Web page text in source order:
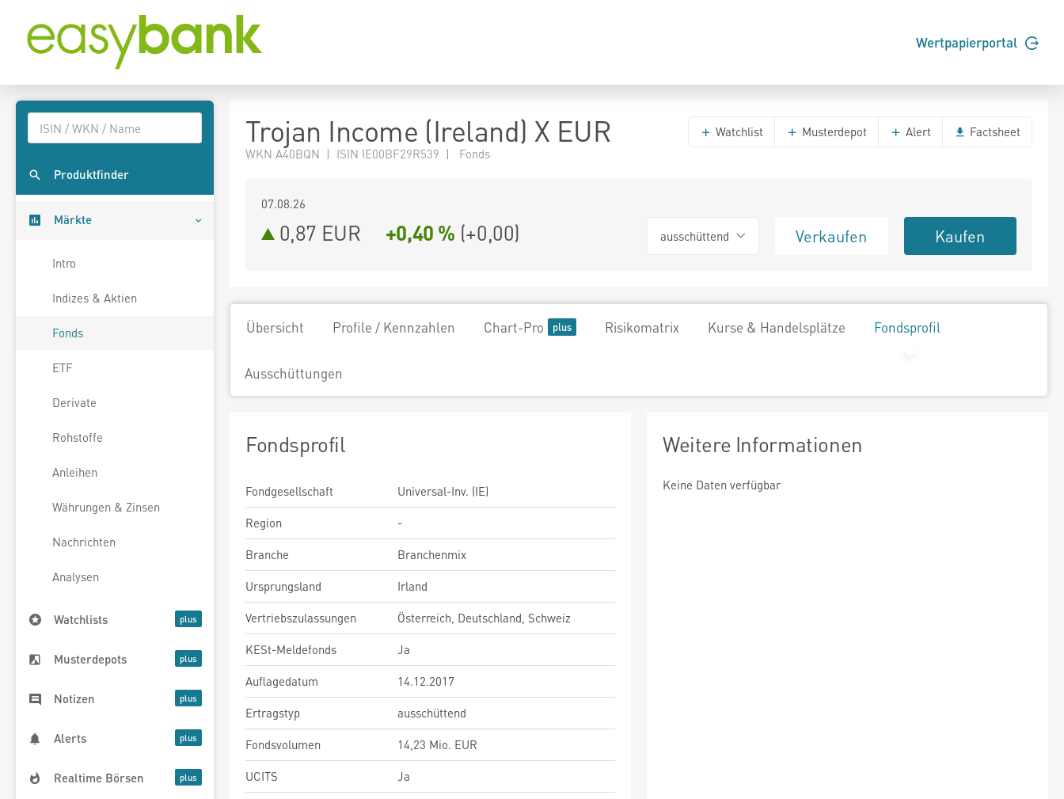
Wertpapierportal
Produktfinder
Märkte
Intro
Indizes & Aktien
Fonds
ETF
Derivate
Rohstoffe
Anleihen
Währungen & Zinsen
Nachrichten
Analysen
Watchlists
Musterdepots
Notizen
Alerts
Realtime Börsen
Trojan Income (Ireland) X EUR
WKN A40BQN | ISIN IE00BF29R539 | Fonds
Watchlist Musterdepot Alert Factsheet
07.08.26
0,87 EUR +0,40 % (+0,00) ausschüttend Verkaufen Kaufen
Übersicht Profile / Kennzahlen Chart-Pro Risikomatrix Kurse & Handelsplätze Fondsprofil
Ausschüttungen
Fondsprofil
Fondgesellschaft
Universal-Inv. (IE)
Region
-
Branche
Branchenmix
Ursprungsland
Irland
Vertriebszulassungen
Österreich, Deutschland, Schweiz
KESt-Meldefonds
Ja
Auflagedatum
14.12.2017
Ertragstyp
ausschüttend
Fondsvolumen
14,23 Mio. EUR
UCITS
Ja
Weitere Informationen
Keine Daten verfügbar